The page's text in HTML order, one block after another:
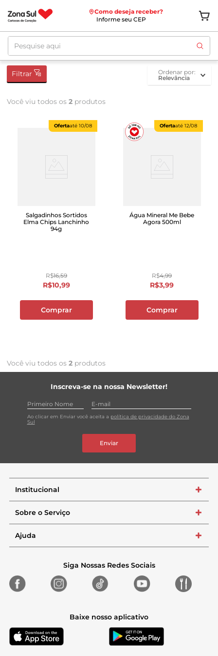
Como deseja receber?
Informe seu CEP
Pesquise aqui
Filtrar
ordenar por
Relevância
Você viu todos os 2 produtos
Ofertaaté 10/08
Salgadinhos Sortidos
Elma Chips Lanchinho
94g
R$16,59
R$10,99
Comprar
Ofertaaté 12/08
Água Mineral Me Bebe
Agora 500ml
R$4,99
R$3,99
Comprar
Você viu todos os 2 produtos
Inscreva-se na nossa Newsletter!
Ao clicar em Enviar você aceita a política de privacidade do Zona
Sul
Enviar
Institucional +
Sobre o Serviço +
Ajuda +
Siga Nossas Redes Sociais
Baixe nosso aplicativo